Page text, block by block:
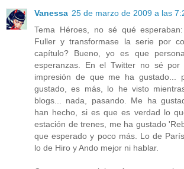
Vanessa 25 de marzo de 2009 a las
Tema Héroes, no sé qué
Fuller y transformase la serie por
capítulo? Bueno, yo es que
esperanzas. En el Twitter no sé
impresión de que me ha gustado...
gustado, es más, lo he visto
blogs... nada, pasando. Me ha
han hecho, si es que es verdad lo
estación de trenes, me ha gustado
que esperado y poco más. Lo de
lo de Hiro y Ando mejor ni hablar.